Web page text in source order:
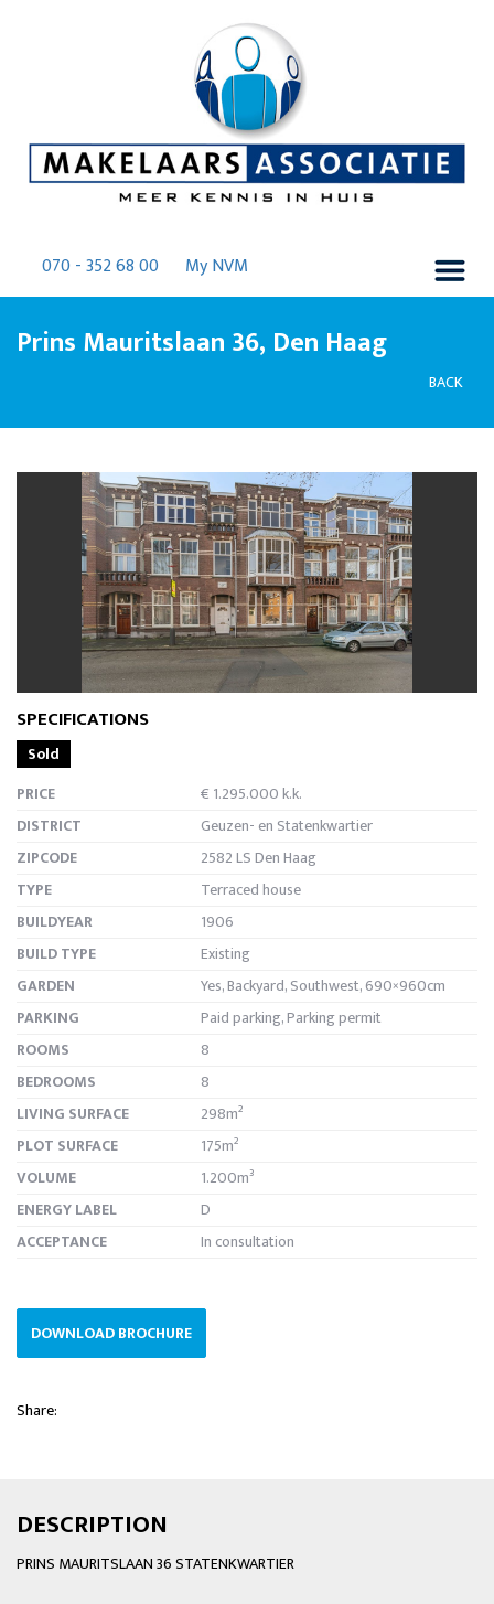
070 - 352 68 00 My NVM
Prins Mauritslaan 36, Den Haag
BACK
previous
SPECIFICATIONS
Sold
PRICE
€ 1.295.000 k.k.
DISTRICT
Geuzen- en Statenkwartier
ZIPCODE
2582 LS Den Haag
TYPE
Terraced house
BUILDYEAR
1906
BUILD TYPE
Existing
GARDEN
Yes, Backyard, Southwest, 690×960cm
PARKING
Paid parking, Parking permit
ROOMS
8
BEDROOMS
8
LIVING SURFACE
298m²
PLOT SURFACE
175m²
VOLUME
1.200m³
ENERGY LABEL
D
ACCEPTANCE
In consultation
DOWNLOAD BROCHURE
Share:
DESCRIPTION
PRINS MAURITSLAAN 36 STATENKWARTIER